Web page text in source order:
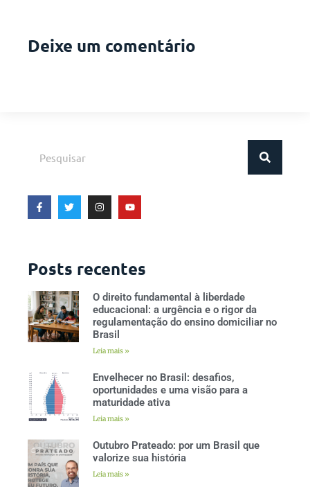
Deixe um comentário
Posts recentes
O direito fundamental à liberdade
educacional: a urgência e o rigor da
regulamentação do ensino domiciliar no
Brasil
Leia mais »
Envelhecer no Brasil: desafios,
oportunidades e uma visão para a
maturidade ativa
Leia mais »
Outubro Prateado: por um Brasil que
valorize sua história
Leia mais »